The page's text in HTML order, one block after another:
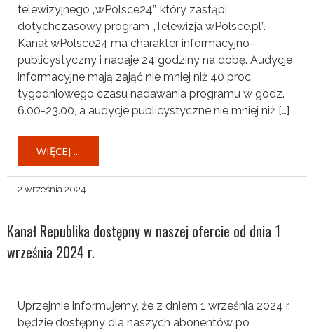
telewizyjnego „wPolsce24”, który zastąpi
dotychczasowy program „Telewizja wPolsce.pl”.
Kanał wPolsce24 ma charakter informacyjno-
publicystyczny i nadaje 24 godziny na dobę. Audycje
informacyjne mają zająć nie mniej niż 40 proc.
tygodniowego czasu nadawania programu w godz.
6.00-23.00, a audycje publicystyczne nie mniej niż […]
WIĘCEJ ...
2 września 2024
Kanał Republika dostępny w naszej ofercie od dnia 1
września 2024 r.
Uprzejmie informujemy, że z dniem 1 września 2024 r.
będzie dostępny dla naszych abonentów po